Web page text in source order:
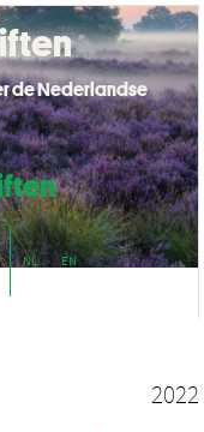
NL EN
de Nederlandse
2022